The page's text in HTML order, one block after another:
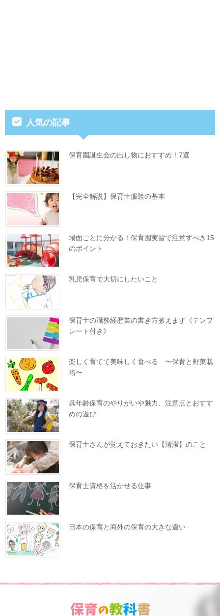
人気の記事
保育園誕生会の出し物におすすめ！7選
【完全解説】保育士服装の基本
場面ごとに分かる！保育園実習で注意すべき15
のポイント
乳児保育で大切にしたいこと
保育士の職務経歴書の書き方教えます《テンプ
レート付き》
楽しく育てて美味しく食べる 〜保育と野菜栽
培〜
異年齢保育のやりがいや魅力、注意点とおすす
めの遊び
保育士さんが覚えておきたい【清潔】のこと
保育士資格を活かせる仕事
日本の保育と海外の保育の大きな違い